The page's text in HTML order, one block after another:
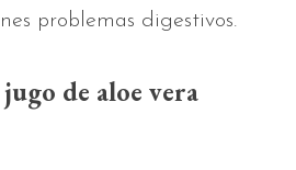
problemas digestivos.
jugo de aloe vera